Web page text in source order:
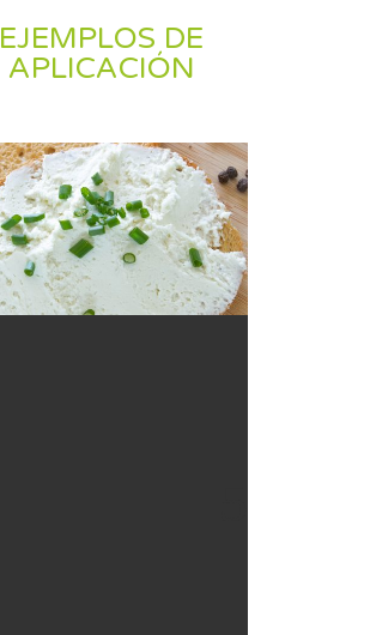
EJEMPLOS DE
APLICACIÓN